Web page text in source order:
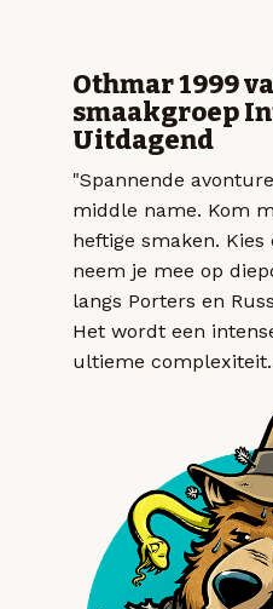
Othmar 1999
smaakgroep
Uitdagend
"Spannende
middle name. Kom
heftige smaken.
neem je mee op
langs Porters en
Het wordt een
ultieme